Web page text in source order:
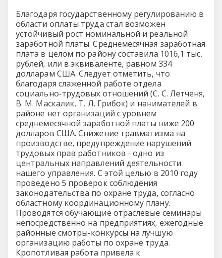
Благодаря государственному регулированию в
области оплаты труда стал возможен
устойчивый рост номинальной и реальной
заработной платы. Среднемесячная заработная
плата в целом по району составила 1016,1 тыс.
рублей, или в эквиваленте, равном 334
долларам США. Следует отметить, что
благодаря слаженной работе отдела
социально-трудовых отношений (С. С. Летченя,
В. М. Маскалик, Т. Л. Грибок) и нанимателей в
районе нет организаций с уровнем
среднемесячной заработной платы ниже 200
долларов США. Снижение травматизма на
производстве, предупреждение нарушений
трудовых прав работников - одно из
центральных направлений деятельности
нашего управления. С этой целью в 2010 году
проведено 5 проверок соблюдения
законодательства по охране труда, согласно
областному координационному плану.
Проводятся обучающие отраслевые семинары
непосредственно на предприятиях, ежегодные
районные смотры-конкурсы на лучшую
организацию работы по охране труда.
Кропотливая работа привела к